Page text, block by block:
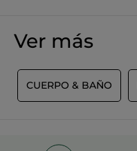
Ver más
CUERPO & BAÑO